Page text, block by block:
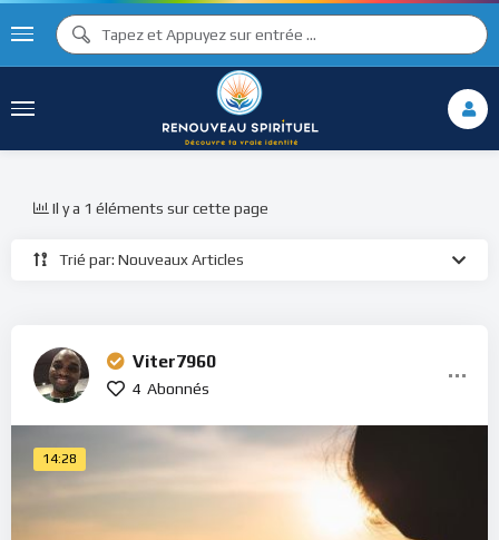
Trié par: Nouveaux Articles
Il y a 1 éléments sur cette page
Viter7960
4 Abonnés
14:28